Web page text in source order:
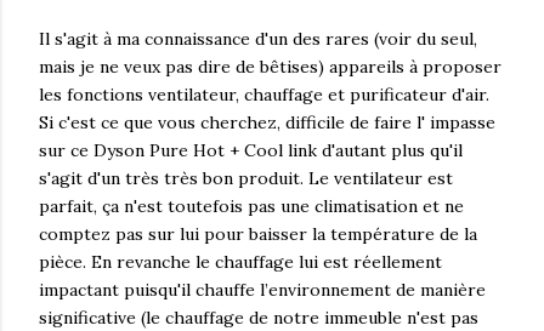
Il s'agit à ma connaissance d'un des rares (voir du seul,
mais je ne veux pas dire de bêtises) appareils à proposer
les fonctions ventilateur, chauffage et purificateur d'air.
Si c'est ce que vous cherchez, difficile de faire l' impasse
sur ce Dyson Pure Hot + Cool link d'autant plus qu'il
s'agit d'un très très bon produit. Le ventilateur est
parfait, ça n'est toutefois pas une climatisation et ne
comptez pas sur lui pour baisser la température de la
pièce. En revanche le chauffage lui est réellement
impactant puisqu'il chauffe l’environnement de manière
significative (le chauffage de notre immeuble n'est pas